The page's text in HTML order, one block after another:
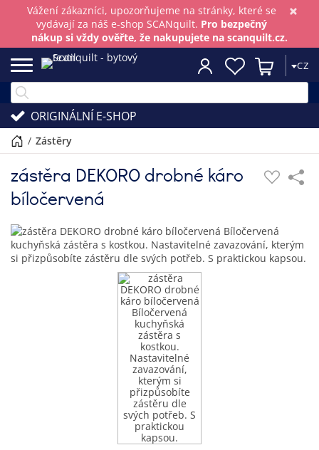
×
Vážení zákazníci, upozorňujeme na stránky, které se
vydávají za náš e-shop SCANquilt. Pro bezpečný
nákup si vždy ověřte, že nakupujete na scanquilt.cz.
CZ
ORIGINÁLNÍ E-SHOP
/ zástěry
zástěra DEKORO drobné káro
bíločervená